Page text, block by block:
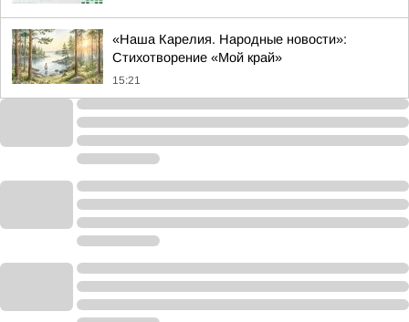
«Наша Карелия. Народные новости»:
Стихотворение «Мой край»
15:21